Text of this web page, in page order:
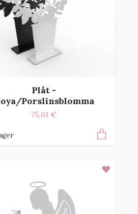
Plåt -
Porslinsblomma
75,61 €